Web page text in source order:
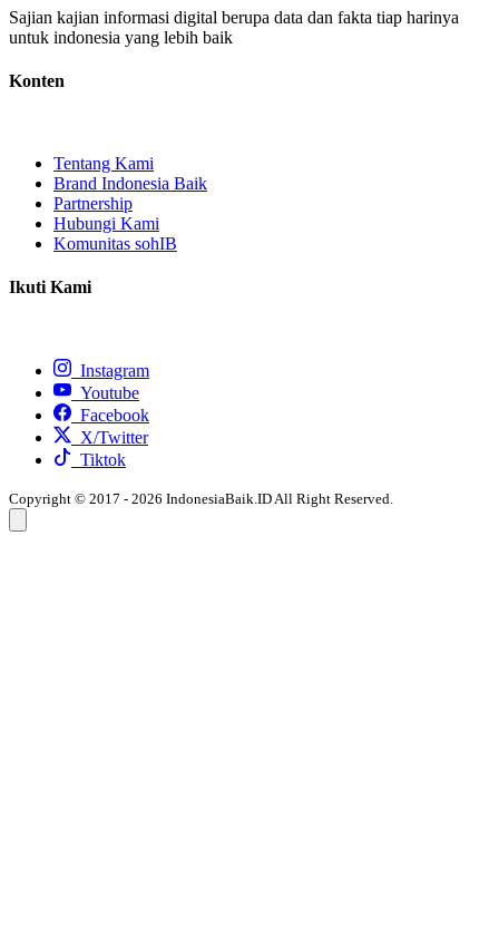
Sajian kajian informasi digital berupa data dan fakta tiap harinya
untuk indonesia yang lebih baik
Konten
Tentang Kami
Brand Indonesia Baik
Partnership
Hubungi Kami
Komunitas sohIB
Ikuti Kami
Instagram
Youtube
Facebook
X/Twitter
Tiktok
Copyright © 2017 - 2026 IndonesiaBaik.ID All Right Reserved.